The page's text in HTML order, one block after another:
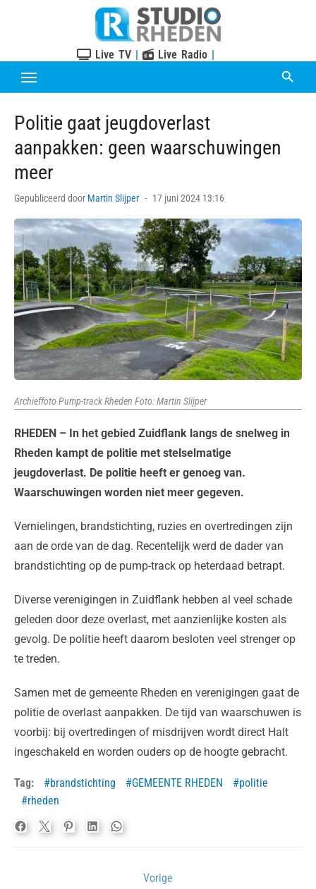
Live TV | Live Radio |
Politie gaat jeugdoverlast
aanpakken: geen waarschuwingen
meer
Gepubliceerd door Martin Slijper
Posted
17 juni 2024 13:16
Archieffoto Pump-track Rheden Foto: Martin Slijper
RHEDEN – In het gebied Zuidflank langs de snelweg in
Rheden kampt de politie met stelselmatige
jeugdoverlast. De politie heeft er genoeg van.
Waarschuwingen worden niet meer gegeven.
Vernielingen, brandstichting, ruzies en overtredingen zijn
aan de orde van de dag. Recentelijk werd de dader van
brandstichting op de pump-track op heterdaad betrapt.
Diverse verenigingen in Zuidflank hebben al veel schade
geleden door deze overlast, met aanzienlijke kosten als
gevolg. De politie heeft daarom besloten veel strenger op
te treden.
Samen met de gemeente Rheden en verenigingen gaat de
politie de overlast aanpakken. De tijd van waarschuwen is
voorbij: bij overtredingen of misdrijven wordt direct Halt
ingeschakeld en worden ouders op de hoogte gebracht.
Tag: brandstichting GEMEENTE RHEDEN
politie
rheden
Vorige